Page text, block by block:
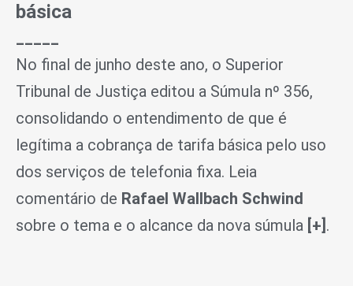
básica
_____
No final de junho deste ano, o Superior
Tribunal de Justiça editou a Súmula nº 356,
consolidando o entendimento de que é
legítima a cobrança de tarifa básica pelo uso
dos serviços de telefonia fixa. Leia
comentário de Rafael Wallbach Schwind
sobre o tema e o alcance da nova súmula [+] .